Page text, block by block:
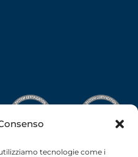
tecnologie come i